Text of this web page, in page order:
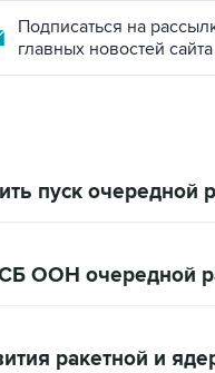
Подписаться на
главных новостей сайта
пуск очередной
ООН очередной
ракетной и